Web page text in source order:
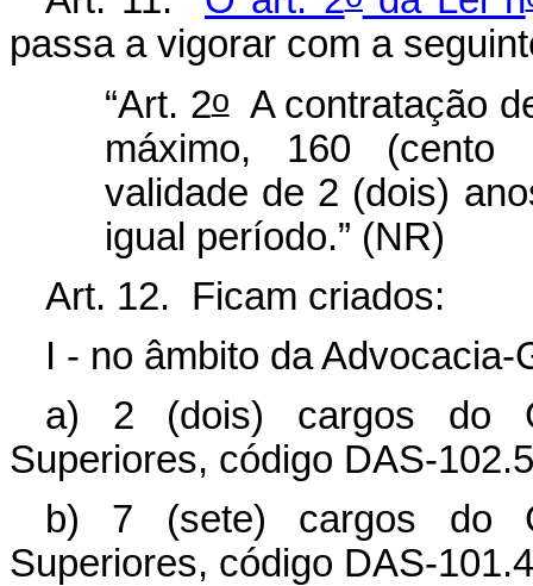
passa a vigorar com a
“Art. 2oA contratação
máximo, 160 (cento
validade de 2 (dois)
igual período.” (NR)
Art. 12. Ficam criados:
I - no âmbito da Advocacia-
a) 2 (dois) cargos do
Superiores, código DAS-
b) 7 (sete) cargos do
Superiores, código DAS-